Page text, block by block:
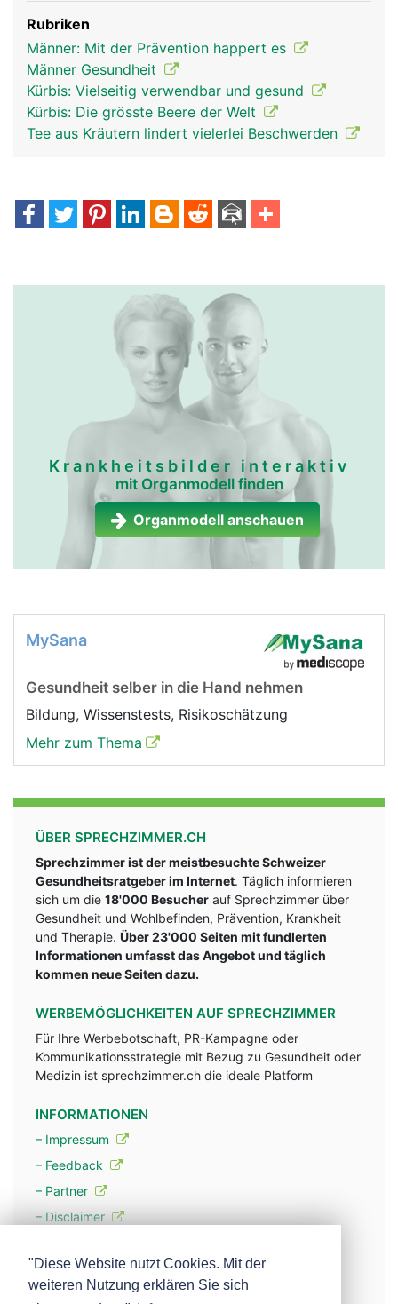
Rubriken
Männer: Mit der Prävention happert es
Männer Gesundheit
Kürbis: Vielseitig verwendbar und gesund
Kürbis: Die grösste Beere der Welt
Tee aus Kräutern lindert vielerlei Beschwerden
Krankheitsbilder interaktiv
mit Organmodell finden
Organmodell anschauen
MySana
Gesundheit selber in die Hand nehmen
Bildung, Wissenstests, Risikoschätzung
Mehr zum Thema
ÜBER SPRECHZIMMER.CH
Sprechzimmer ist der meistbesuchte Schweizer
Gesundheitsratgeber im Internet. Täglich informieren
sich um die 18'000 Besucher auf Sprechzimmer über
Gesundheit und Wohlbefinden, Prävention, Krankheit
und Therapie. Über 23'000 Seiten mit fundlerten
Informationen umfasst das Angebot und täglich
kommen neue Seiten dazu.
WERBEMÖGLICHKEITEN AUF SPRECHZIMMER
Für Ihre Werbebotschaft, PR-Kampagne oder
Kommunikationsstrategie mit Bezug zu Gesundheit oder
Medizin ist sprechzimmer.ch die ideale Platform
INFORMATIONEN
– Impressum
– Feedback
– Partner
– Disclaimer
– Werbung
"Diese Website nutzt Cookies. Mit der
weiteren Nutzung erklären Sie sich